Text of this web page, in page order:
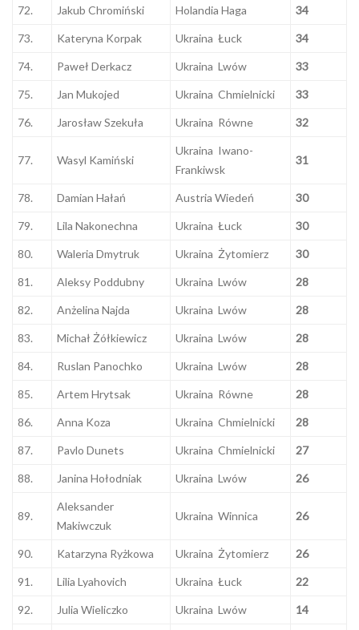
72. Jakub Chromiński Holandia Haga 34
73. Kateryna Korpak Ukraina Łuck 34
74. Paweł Derkacz Ukraina Lwów 33
75. Jan Mukojed Ukraina Chmielnicki 33
76. Jarosław Szekuła Ukraina Równe 32
77. Wasyl Kamiński
Ukraina Iwano-
Frankiwsk
31
78. Damian Hałań Austria Wiedeń 30
79. Lila Nakonechna Ukraina Łuck 30
80. Waleria Dmytruk Ukraina Żytomierz 30
81. Aleksy Poddubny Ukraina Lwów 28
82. Anżelina Najda Ukraina Lwów 28
83. Michał Żółkiewicz Ukraina Lwów 28
84. Ruslan Panochko Ukraina Lwów 28
85. Artem Hrytsak Ukraina Równe 28
86. Anna Koza Ukraina Chmielnicki 28
87. Pavlo Dunets Ukraina Chmielnicki 27
88. Janina Hołodniak Ukraina Lwów 26
89.
Aleksander
Makiwczuk
Ukraina Winnica 26
90. Katarzyna Ryżkowa Ukraina Żytomierz 26
91. Lilia Lyahovich Ukraina Łuck 22
92. Julia Wieliczko Ukraina Lwów 14